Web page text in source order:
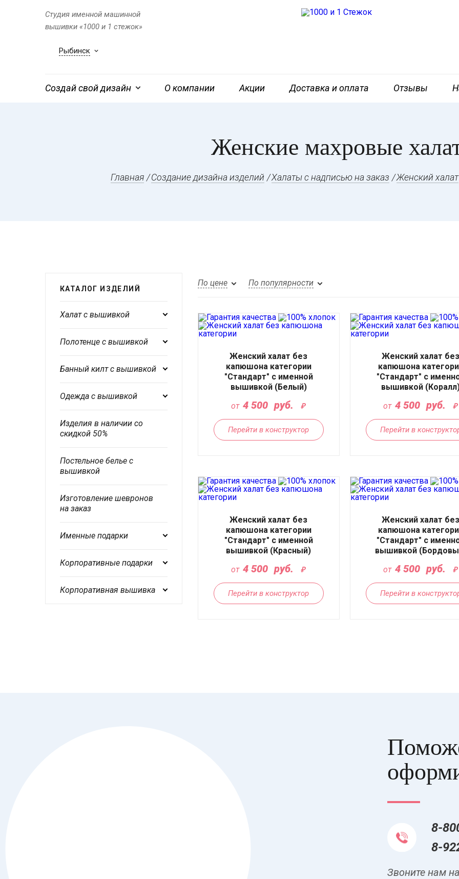
Студия именной машинной
вышивки «1000 и 1 стежок»
Рыбинск
Создай свой дизайн О компании Акции Доставка и оплата Отзывы
Женские махровые
Главная Создание дизайна изделий Халаты с надписью на заказ Женский халат
КАТАЛОГ ИЗДЕЛИЙ
Халат с вышивкой
Полотенце с вышивкой
Банный килт с вышивкой
Одежда с вышивкой
Изделия в наличии со
скидкой 50%
Постельное белье с
вышивкой
Изготовление шевронов
на заказ
Именные подарки
Корпоративные подарки
Корпоративная вышивка
По цене По популярности
Женский халат без
капюшона категории
"Стандарт" с именной
вышивкой (Белый)
от 4 500 руб.
Перейти в конструктор
Женский халат без
капюшона
"Стандарт" с
вышивкой
от 4 500 руб.
Перейти в
Женский халат без
капюшона категории
"Стандарт" с именной
вышивкой (Красный)
от 4 500 руб.
Перейти в конструктор
Женский халат без
капюшона
"Стандарт" с
вышивкой
от 4 500 руб.
Перейти в
8-
8-
Звоните нам